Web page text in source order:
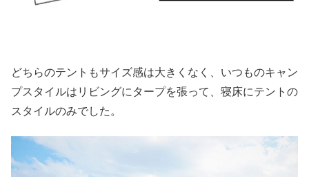
どちらのテントもサイズ感は大きくなく、いつものキャン
プスタイルはリビングにタープを張って、寝床にテントの
スタイルのみでした。